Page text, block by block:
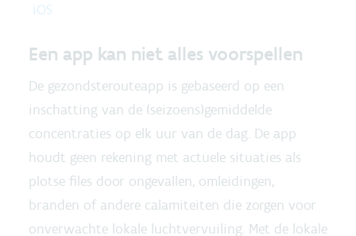
iOS
Een app kan niet alles voorspellen
De gezondsterouteapp is gebaseerd op een
inschatting van de (seizoens)gemiddelde
concentraties op elk uur van de dag. De app
houdt geen rekening met actuele situaties als
plotse files door ongevallen, omleidingen,
branden of andere calamiteiten die zorgen voor
onverwachte lokale luchtvervuiling. Met de lokale